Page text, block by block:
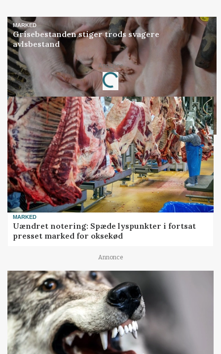
MARKED
Grisebestanden stiger trods svagere
avlsbestand
Annonce
Loading...
MARKED
Uændret notering: Spæde lyspunkter i fortsat
presset marked for oksekød
Annonce